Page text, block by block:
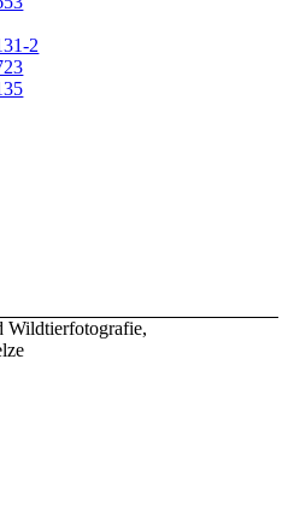
Wildtierfotografie,